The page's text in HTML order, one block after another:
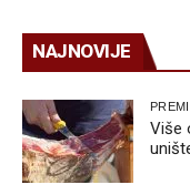
NAJNOVIJE
Više